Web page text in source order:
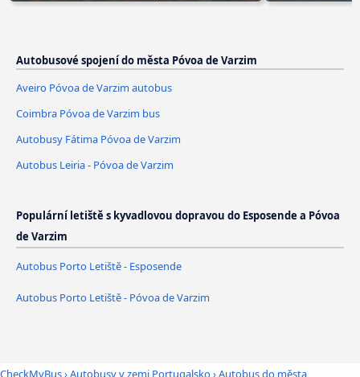
Autobusové spojení do města Póvoa de Varzim
Aveiro Póvoa de Varzim autobus
Coimbra Póvoa de Varzim bus
Autobusy Fátima Póvoa de Varzim
Autobus Leiria - Póvoa de Varzim
Populární letiště s kyvadlovou dopravou do Esposende a Póvoa
de Varzim
Autobus Porto Letiště - Esposende
Autobus Porto Letiště - Póvoa de Varzim
CheckMyBus›Autobusy v zemi Portugalsko›Autobus do města